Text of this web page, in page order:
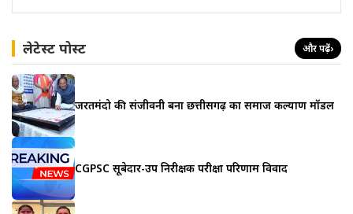
लेटेस्ट पोस्ट और पढ़ें›
जरूरतमंदो की संजीवनी बना छत्तीसगढ़ का समाज कल्याण मॉडल
CGPSC सूबेदार-उप निरीक्षक परीक्षा परिणाम विवाद